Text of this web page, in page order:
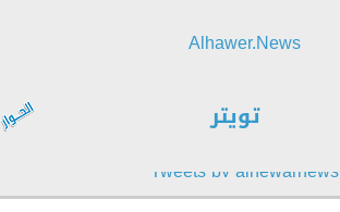
Alhawer.News
تويتر
Tweets by alhewarnews